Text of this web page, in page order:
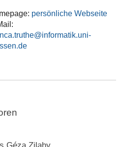
persönliche Webseite